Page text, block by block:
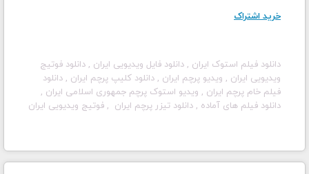
خرید اشتراک
دانلود فیلم استوک ایران , دانلود فایل ویدیویی ایران , دانلود فوتیج
ویدیویی ایران , ویدیو پرچم ایران , دانلود کلیپ پرچم ایران , دانلود
فیلم خام پرچم ایران , ویدیو استوک پرچم جمهوری اسلامی ایران ,
دانلود فیلم های آماده , دانلود تیزر پرچم ایران , فوتیج ویدیویی ایران